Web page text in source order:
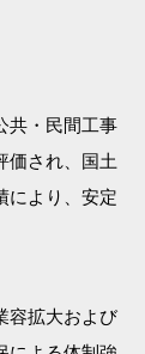
共・民間工事
価され、国土
により、安定
容拡大および